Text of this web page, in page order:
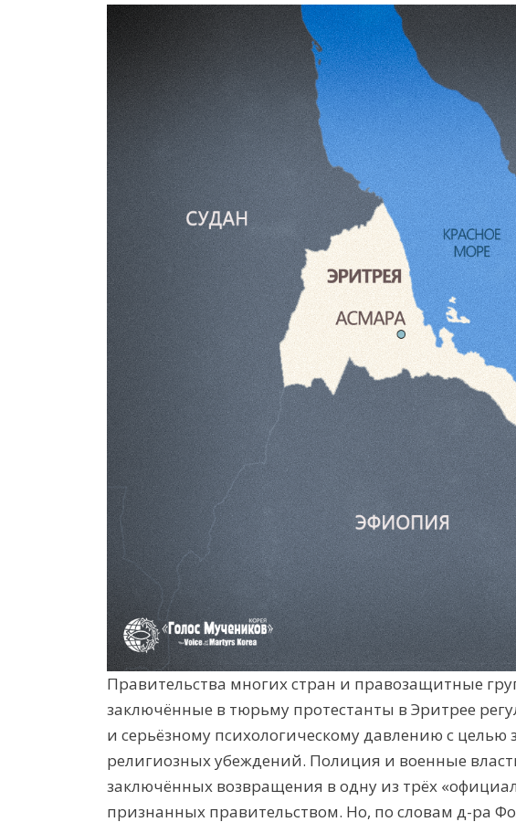
Правительства многих стран и правозащитные
заключённые в тюрьму протестанты в Эритрее
и серьёзному психологическому давлению с целью
религиозных убеждений. Полиция и военные
заключённых возвращения в одну из трёх
признанных правительством. Но, по словам д-ра